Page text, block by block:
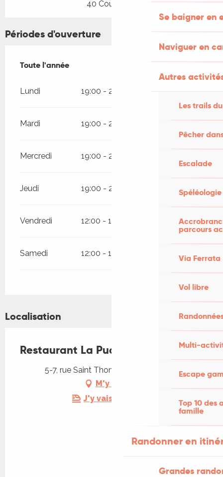
Se baigner en
Naviguer en
Autres
Les trails
Pêcher
Escalade
Spéléologie
parcours
Via Ferrata
Vol libre
Multi-
Escape
Top 10 des
famille
Randonner en
Grandes
40 Couvert(s)
Périodes d'ouverture
Toute l'année
Toute l'année
Lundi 19:00 - 21:00
Mardi 19:00 - 21:00
Mercredi 19:00 - 21:00
Jeudi 19:00 - 21:00
Vendredi 12:00 - 14:00 19:00 - 21:00
Samedi 12:00 - 14:00
Localisation
Restaurant La Puce à l'oreille
5-7, rue Saint Thomas, 46100 Figeac
M'y rendre
J'y vais en train !